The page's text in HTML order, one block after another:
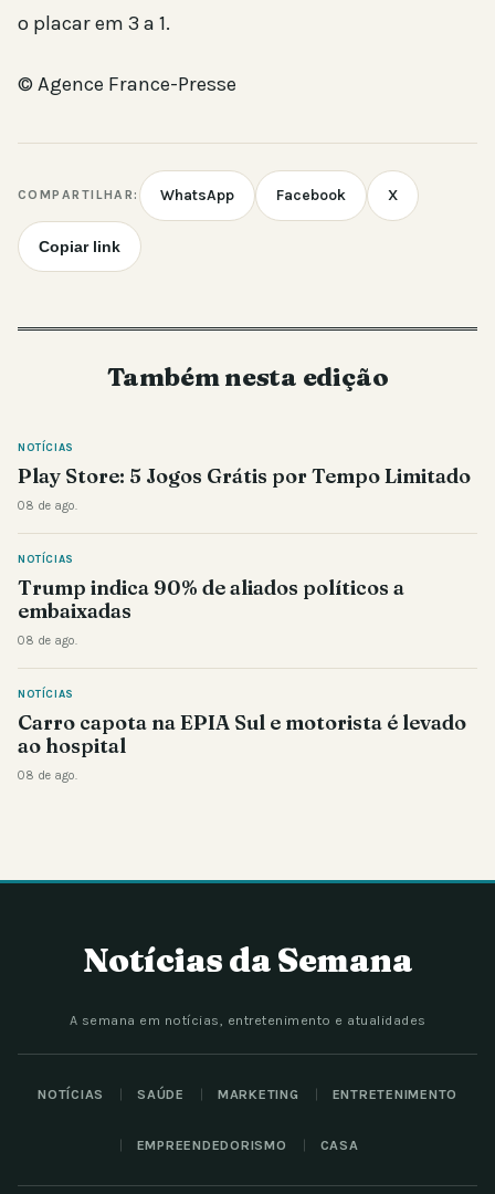
o placar em 3 a 1.
© Agence France-Presse
COMPARTILHAR: WhatsApp Facebook X
Copiar link
Também nesta edição
NOTÍCIAS
Play Store: 5 Jogos Grátis por Tempo Limitado
08 de ago.
NOTÍCIAS
Trump indica 90% de aliados políticos a
embaixadas
08 de ago.
NOTÍCIAS
Carro capota na EPIA Sul e motorista é levado
ao hospital
08 de ago.
Notícias da Semana
A semana em notícias, entretenimento e atualidades
NOTÍCIAS SAÚDE MARKETING ENTRETENIMENTO
EMPREENDEDORISMO CASA